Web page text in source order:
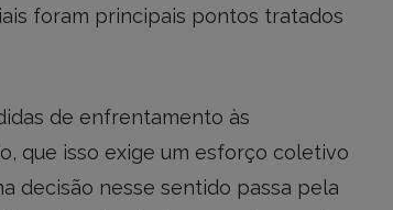
foram principais pontos tratados
de enfrentamento às
que isso exige um esforço coletivo
decisão nesse sentido passa pela